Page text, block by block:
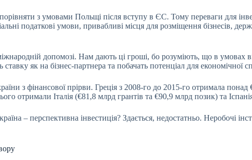
з умовами Польщі після вступу в ЄС. Тому переваги для
податкові умови, привабливі місця для розміщення бізнесів,
допомозі. Нам дають ці гроші, бо розуміють, що в
як на бізнес-партнера та побачать потенціал для економічної
з фінансової прірви. Греція з 2008-го до 2015-го отримала
отримали Італія (€81,8 млрд грантів та €90,9 млрд позик) та
– перспективна інвестиція? Здається, недостатньо. Неробочі